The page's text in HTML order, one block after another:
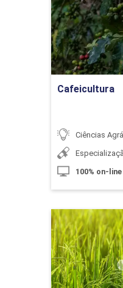
Cafeicultura
Ciências
100% on-line